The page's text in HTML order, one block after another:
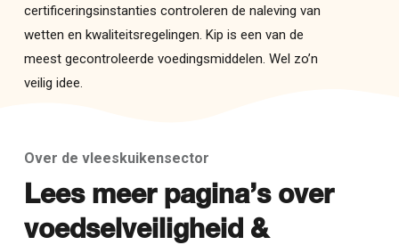
certificeringsinstanties controleren de naleving van
wetten en kwaliteitsregelingen. Kip is een van de
meest gecontroleerde voedingsmiddelen. Wel zo’n
veilig idee.
Over de vleeskuikensector
Lees meer pagina’s over
voedselveiligheid &